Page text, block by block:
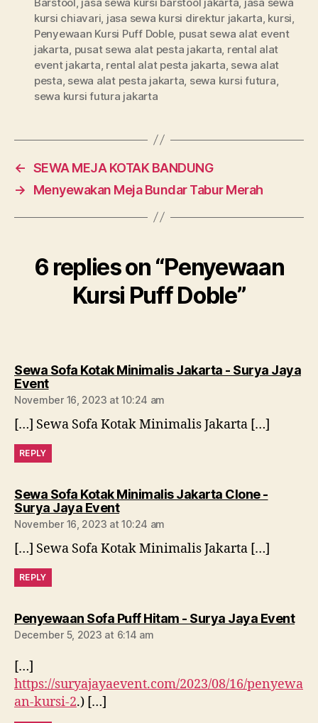
kursi chiavari jasa sewa kursi direktur jakarta kursi
Penyewaan Kursi Puff Doble, pusat sewa alat event
jakarta pusat sewa alat pesta jakarta rental alat
event jakarta rental alat pesta jakarta sewa alat
pesta sewa alat pesta jakarta sewa kursi futura
sewa kursi futura jakarta
← SEWA MEJA KOTAK BANDUNG
→
Menyewakan Meja Bundar Tabur Merah
6 replies on “Penyewaan
Kursi Puff Doble”
Sewa Sofa Kotak Minimalis Jakarta - Surya Jaya
Eventsays:
November 16, 2023 at 10:24 am
[…] Sewa Sofa Kotak Minimalis Jakarta […]
REPLY
Sewa Sofa Kotak Minimalis Jakarta Clone -
Surya Jaya Eventsays:
November 16, 2023 at 10:24 am
[…] Sewa Sofa Kotak Minimalis Jakarta […]
REPLY
Penyewaan Sofa Puff Hitam - Surya Jaya Event
December 5, 2023 at 6:14 am
[…]
https://suryajayaevent.com/2023/08/16/penyewa
an-kursi-2.) […]